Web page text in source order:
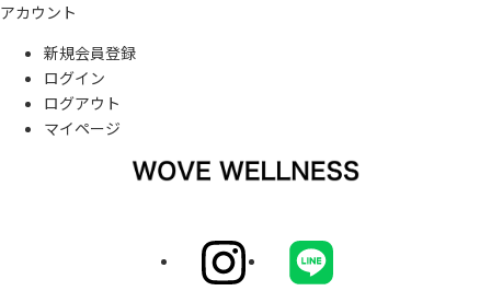
アカウント
新規会員登録
ログイン
ログアウト
マイページ